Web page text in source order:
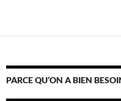
PARCE QU’ON A BIEN